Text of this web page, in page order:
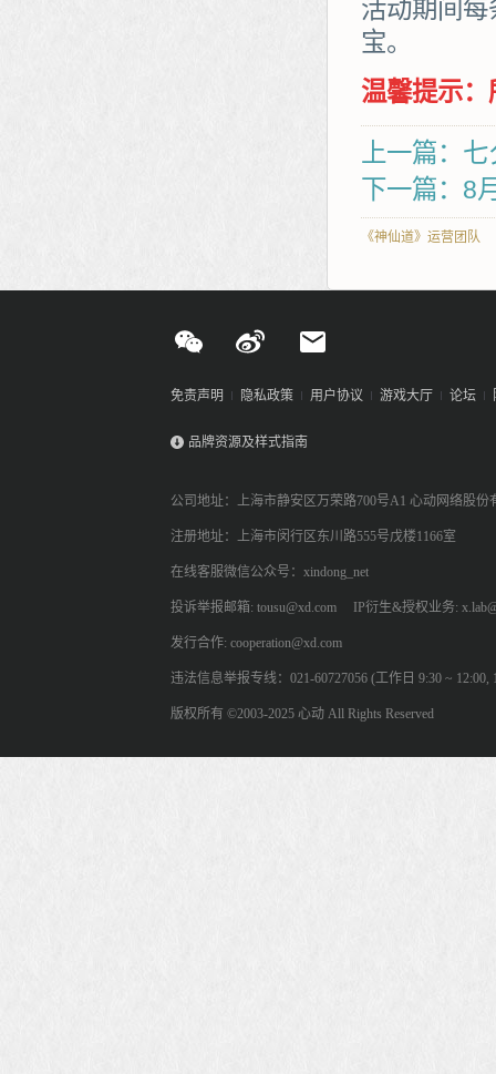
活动期间
宝。
温馨提示
上一篇：
下一篇：8
《神仙道》运营团队
免责声明 隐私政策 用户协议 游戏大厅 论坛
品牌资源及样式指南
公司地址：上海市静安区万荣路700号A1 心动网络股份
注册地址：上海市闵行区东川路555号戊楼1166室
在线客服微信公众号：xindong_net
投诉举报邮箱: tousu@xd.com IP衍生&授权业务:
发行合作: cooperation@xd.com
违法信息举报专线：021-60727056 (工作日 9:30 ~ 12:00,
版权所有 ©2003-2025 心动 All Rights Reserved